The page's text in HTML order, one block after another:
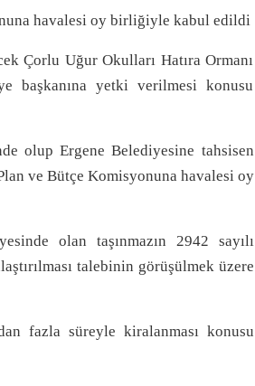
havalesi oy birliğiyle kabul edildi
Çorlu Uğur Okulları Hatıra Ormanı
başkanına yetki verilmesi konusu
olup Ergene Belediyesine tahsisen
ve Bütçe Komisyonuna havalesi oy
olan taşınmazın 2942 sayılı
talebinin görüşülmek üzere
fazla süreyle kiralanması konusu